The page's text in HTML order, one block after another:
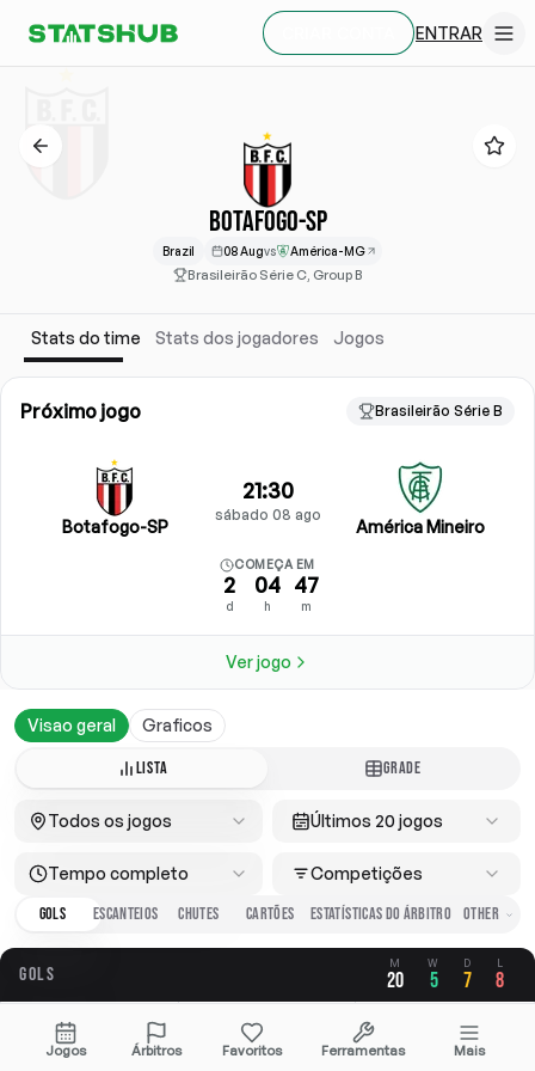
ENTRAR
BOTAFOGO-SP
Brazil 08 Augvs América-MG
Brasileirão Série C, Group B
Stats do time Stats dos jogadores Jogos
Próximo jogo Brasileirão Série B
Botafogo-SP
21:30
sábado 08 ago
América Mineiro
COMEÇA EM
2
d
04
h
47
m
Ver jogo
Visao geral Graficos
LISTA GRADE
Todos os jogos Últimos 20 jogos
Tempo completo
Competições
GOLS
ESCANTEIOS CHUTES CARTÕES ESTATÍSTICAS DO ÁRBITRO
GOLS M
20
W
5
D
7
L
8
GERAL
2.05
A FAVOR
1.00
CONTRA
1.05
Jogos Árbitros Favoritos Ferramentas Mais